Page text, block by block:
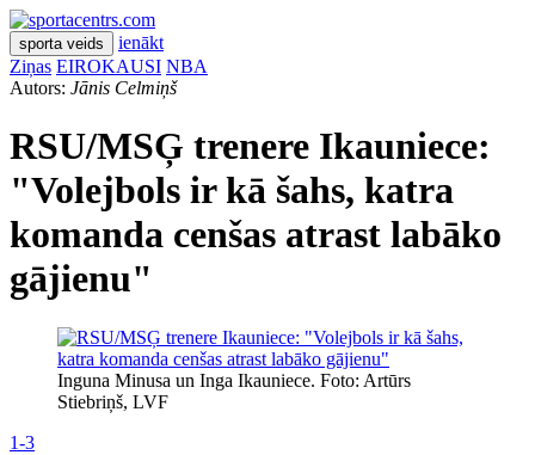
sporta veids
ienākt
Ziņas EIROKAUSI NBA
Autors: Jānis Celmiņš
RSU/MSĢ trenere Ikauniece:
"Volejbols ir kā šahs, katra
komanda cenšas atrast labāko
gājienu"
Inguna Minusa un Inga Ikauniece. Foto: Artūrs
Stiebriņš, LVF
1-3